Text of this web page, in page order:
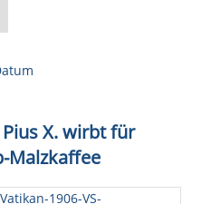
Pius X. wirbt für
Malzkaffee